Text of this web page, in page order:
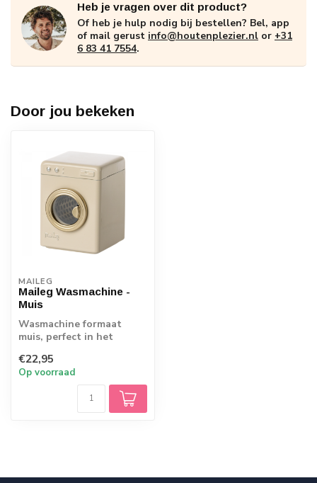
Heb je vragen over dit product?
Of heb je hulp nodig bij bestellen? Bel, app
of mail gerust info@houtenplezier.nl or +31
6 83 41 7554.
Door jou bekeken
MAILEG
Maileg Wasmachine -
Muis
Wasmachine formaat
muis, perfect in het
€22,95
Op voorraad